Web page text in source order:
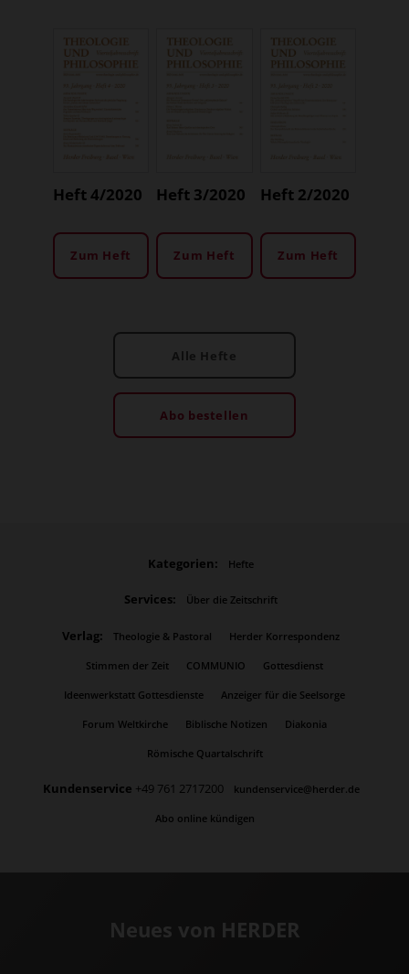
Heft 4/2020
Zum Heft
Heft 3/2020
Zum Heft
Heft 2/2020
Zum Heft
Alle Hefte
Abo bestellen
Kategorien: Hefte
Services: Über die Zeitschrift
Verlag: Theologie & Pastoral Herder Korrespondenz
Stimmen der Zeit COMMUNIO Gottesdienst
Ideenwerkstatt Gottesdienste Anzeiger für die Seelsorge
Forum Weltkirche Biblische Notizen Diakonia
Römische Quartalschrift
Kundenservice +49 761 2717200 kundenservice@herder.de
Abo online kündigen
Neues von HERDER